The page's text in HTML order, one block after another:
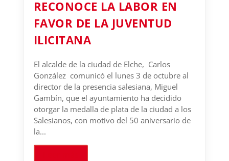
RECONOCE LA LABOR EN
FAVOR DE LA JUVENTUD
ILICITANA
El alcalde de la ciudad de Elche, Carlos
González comunicó el lunes 3 de octubre al
director de la presencia salesiana, Miguel
Gambín, que el ayuntamiento ha decidido
otorgar la medalla de plata de la ciudad a los
Salesianos, con motivo del 50 aniversario de
la...